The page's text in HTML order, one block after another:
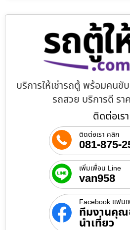
บริการให้เช่ารถตู้ พร้อมคน
รถสวย บริการดี ร
ติดต่อเรา
ติดต่อเรา คลิก
081-875-
เพิ่มเพื่อน Line
van958
Facebook แฟนเ
ทีมงานคุณ
นำเที่ยว